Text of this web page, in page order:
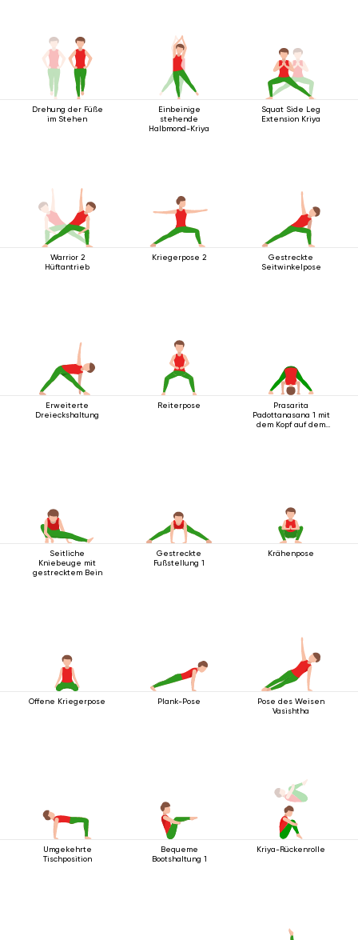
Drehung der Füße
im Stehen
Einbeinige
stehende
Halbmond-Kriya
Squat Side Leg
Extension Kriya
Warrior 2
Hüftantrieb
Kriegerpose 2
Gestreckte
Seitwinkelpose
Erweiterte
Dreieckshaltung
Reiterpose
Prasarita
Padottanasana 1 mit
dem Kopf auf dem
Seitliche
Kniebeuge mit
gestrecktem Bein
Gestreckte
Fußstellung 1
Krähenpose
Offene Kriegerpose Plank-Pose
Pose des Weisen
Vasishtha
Umgekehrte
Tischposition
Bequeme
Bootshaltung 1
Kriya-Rückenrolle